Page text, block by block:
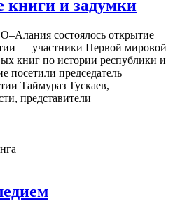
книги и задумки
состоялось открытие
— участники Первой мировой
книг по истории республики и
посетили председатель
Таймураз Тускаев,
представители